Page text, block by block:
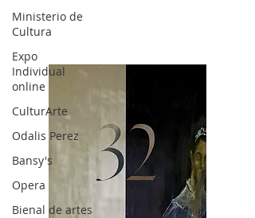
Ministerio de
Cultura
Expo
Individual
online
CulturArte
Odalis Perez
Bansy's
Opera
Bienal de artes